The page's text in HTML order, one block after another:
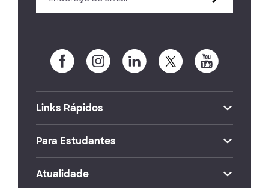
Links Rápidos
Para Estudantes
Atualidade